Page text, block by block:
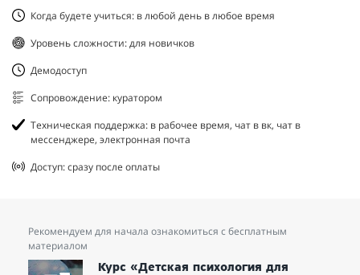
Когда будете учиться: в любой день в любое время
Уровень сложности: для новичков
Демодоступ
Сопровождение: куратором
Техническая поддержка: в рабочее время, чат в вк, чат в
мессенджере, электронная почта
Доступ: сразу после оплаты
Рекомендуем для начала ознакомиться с бесплатным
материалом
Курс «Детская психология для